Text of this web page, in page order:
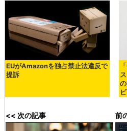
EUがAmazonを独占禁止法違反で
提訴
<< 次の記事 前